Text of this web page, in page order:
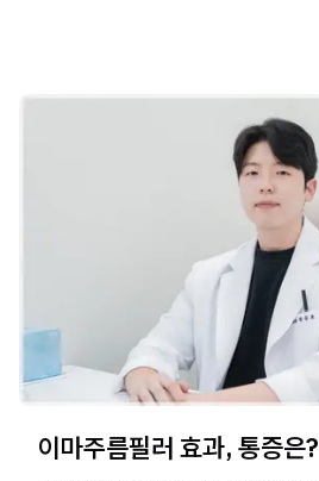
이마주름필러 효과, 통증은?